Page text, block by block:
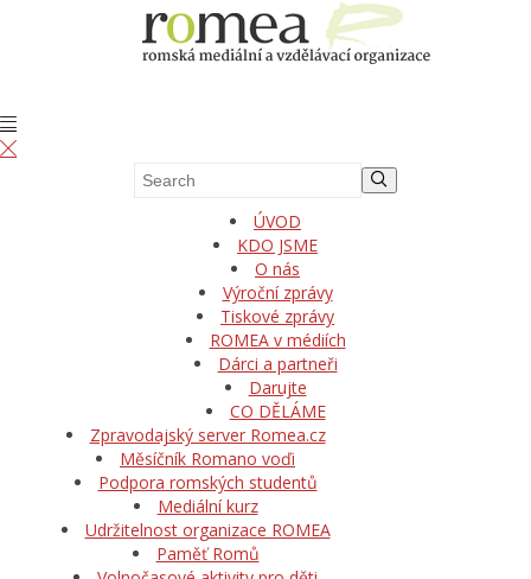
ÚVOD
KDO JSME
O nás
Výroční zprávy
Tiskové zprávy
ROMEA v médiích
Dárci a partneři
Darujte
CO DĚLÁME
Zpravodajský server Romea.cz
Měsíčník Romano voďi
Podpora romských studentů
Mediální kurz
Udržitelnost organizace ROMEA
Paměť Romů